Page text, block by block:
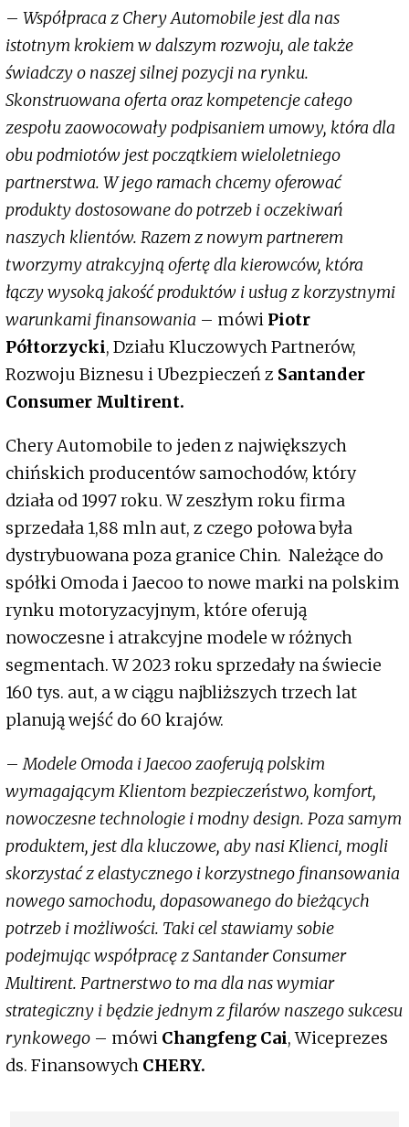
– Współpraca z Chery Automobile jest dla nas
istotnym krokiem w dalszym rozwoju, ale także
świadczy o naszej silnej pozycji na rynku.
Skonstruowana oferta oraz kompetencje całego
zespołu zaowocowały podpisaniem umowy, która dla
obu podmiotów jest początkiem wieloletniego
partnerstwa. W jego ramach chcemy oferować
produkty dostosowane do potrzeb i oczekiwań
naszych klientów. Razem z nowym partnerem
tworzymy atrakcyjną ofertę dla kierowców, która
łączy wysoką jakość produktów i usług z korzystnymi
warunkami finansowania – mówi Piotr
Półtorzycki, Działu Kluczowych Partnerów,
Rozwoju Biznesu i Ubezpieczeń z Santander
Consumer Multirent.
Chery Automobile to jeden z największych
chińskich producentów samochodów, który
działa od 1997 roku. W zeszłym roku firma
sprzedała 1,88 mln aut, z czego połowa była
dystrybuowana poza granice Chin. Należące do
spółki Omoda i Jaecoo to nowe marki na polskim
rynku motoryzacyjnym, które oferują
nowoczesne i atrakcyjne modele w różnych
segmentach. W 2023 roku sprzedały na świecie
160 tys. aut, a w ciągu najbliższych trzech lat
planują wejść do 60 krajów.
–Modele Omoda i Jaecoo zaoferują polskim
wymagającym Klientom bezpieczeństwo, komfort,
nowoczesne technologie i modny design. Poza samym
produktem, jest dla kluczowe, aby nasi Klienci, mogli
skorzystać z elastycznego i korzystnego finansowania
nowego samochodu, dopasowanego do bieżących
potrzeb i możliwości. Taki cel stawiamy sobie
podejmując współpracę z Santander Consumer
Multirent. Partnerstwo to ma dla nas wymiar
strategiczny i będzie jednym z filarów naszego sukcesu
rynkowego – mówi Changfeng Cai, Wiceprezes
ds. Finansowych CHERY.